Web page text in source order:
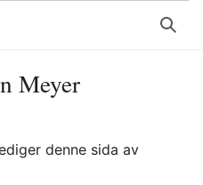
Søk
Meyer
denne sida av